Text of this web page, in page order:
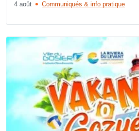
4 août Communiqués & info pratique